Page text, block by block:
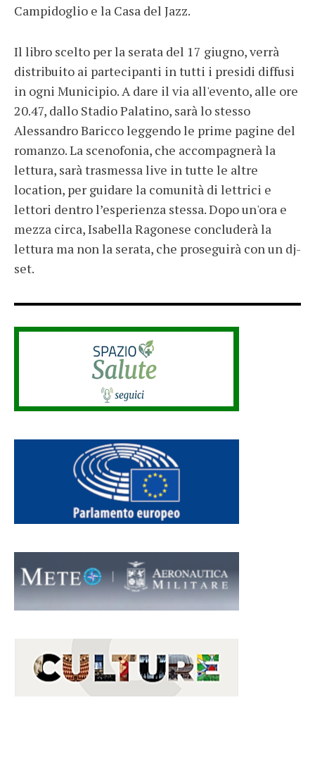
Campidoglio e la Casa del Jazz.
Il libro scelto per la serata del 17 giugno, verrà
distribuito ai partecipanti in tutti i presidi diffusi
in ogni Municipio. A dare il via all'evento, alle ore
20.47, dallo Stadio Palatino, sarà lo stesso
Alessandro Baricco leggendo le prime pagine del
romanzo. La scenofonia, che accompagnerà la
lettura, sarà trasmessa live in tutte le altre
location, per guidare la comunità di lettrici e
lettori dentro l’esperienza stessa. Dopo un'ora e
mezza circa, Isabella Ragonese concluderà la
lettura ma non la serata, che proseguirà con un dj-
set.